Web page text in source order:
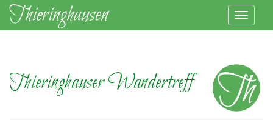
Thieringhauser Wandertreff